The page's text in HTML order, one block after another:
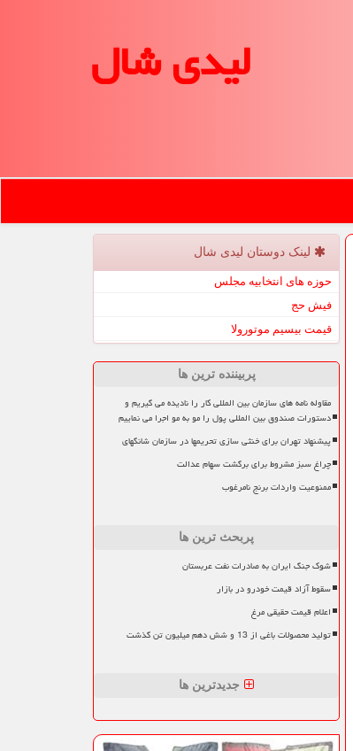
لیدی شال
لینک دوستان لیدی شال
حوزه های انتخابیه مجلس
فیش حج
قیمت بیسیم موتورولا
پربیننده ترین ها
مقاوله نامه های سازمان بین المللی کار را نادیده می گیریم و
دستورات صندوق بین المللی پول را مو به مو اجرا می نماییم
پیشنهاد تهران برای خنثی سازی تحریمها در سازمان شانگهای
چراغ سبز مشروط برای برگشت سهام عدالت
ممنوعیت واردات برنج نامرغوب
پربحث ترین ها
شوک جنگ ایران به صادرات نفت عربستان
سقوط آزاد قیمت خودرو در بازار
اعلام قیمت حقیقی مرغ
تولید محصولات باغی از 13 و شش دهم میلیون تن گذشت
جدیدترین ها